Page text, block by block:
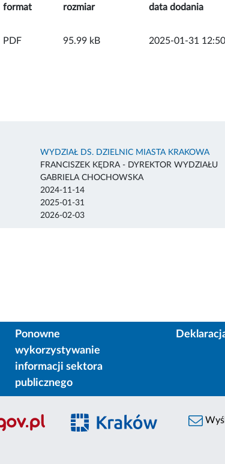
format rozmiar data dodania
PDF 95.99 kB 2025-01-31
WYDZIAŁ DS. DZIELNIC MIASTA KRAKOWA
FRANCISZEK KĘDRA - DYREKTOR WYDZIAŁU
GABRIELA CHOCHOWSKA
2024-11-14
2025-01-31
2026-02-03
Ponowne
wykorzystywanie
informacji sektora
publicznego